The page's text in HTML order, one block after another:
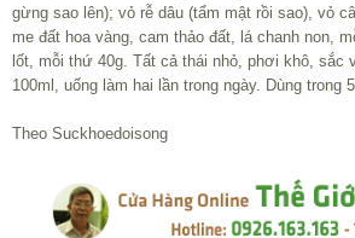
gừng sao lên); vỏ rễ dâu (tẩm mật rồi sao), vỏ
me đất hoa vàng, cam thảo đất, lá chanh non,
lốt, mỗi thứ 40g. Tất cả thái nhỏ, phơi khô, sắc
100ml, uống làm hai lần trong ngày. Dùng trong
Theo Suckhoedoisong